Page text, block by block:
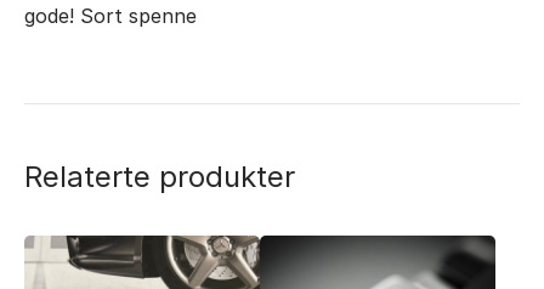
gode! Sort spenne
Relaterte produkter